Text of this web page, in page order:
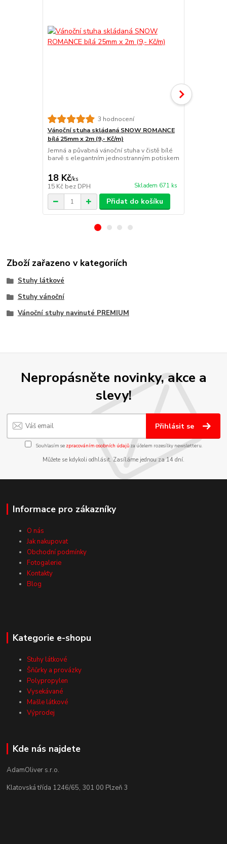
3 hodnocení
Vánoční stuha skládaná SNOW ROMANCE
bílá 25mm x 2m (9,- Kč/m)
Jemná a půvabná vánoční stuha v čistě bílé
barvě s elegantním jednostranným potiskem
18 Kč/ks
15 Kč bez DPH Skladem 671 ks
Přidat do košíku
Zboží zařazeno v kategoriích
Stuhy látkové
Stuhy vánoční
Vánoční stuhy navinuté PREMIUM
Nepropásněte novinky, akce a
slevy!
Přihlásit se
Souhlasím se zpracováním osobních údajůza účelem rozesílky newsletteru.
Můžete se kdykoli odhlásit. Zasíláme jednou za 14 dní.
Informace pro zákazníky
O nás
Jak nakupovat
Obchodní podmínky
Fotogalerie
Kontakty
Blog
Kategorie e-shopu
Stuhy látkové
Šňůrky a provázky
Polypropylen
Vysekávané
Mašle látkové
Výprodej
Kde nás najdete
AdamOliver s.r.o.
Klatovská třída 1246/65, 301 00 Plzeň 3